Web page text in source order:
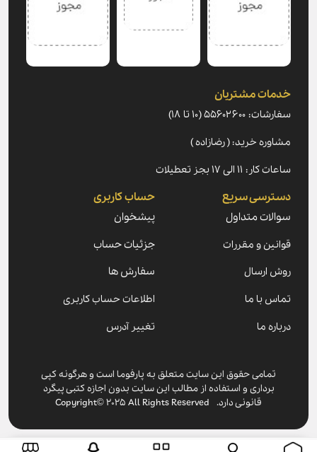
خدمات مشتریان
سفارشات: ۵۵۶۰۲۶۰۰ (۱۰ تا ۱۸)
مشاوره خرید: ( رضازاده )
ساعات کار: ۱۱ الی ۱۷ بجز تعطیلات
دسترسی سریع
سوالات متداول
قوانین و مقررات
روش ارسال
تماس با ما
درباره ما
حساب کاربری
پیشخوان
جزئیات حساب
سفارش ها
اطلاعات حساب کاربری
تغییر آدرس
تمامی حقوق این سایت متعلق به پارفوما است و هرگونه کپی
برداری و استفاده از مطالب این سایت بدون اجازه کتبی پیگرد
قانونی دارد. Copyright© 2025 All Rights Reserved